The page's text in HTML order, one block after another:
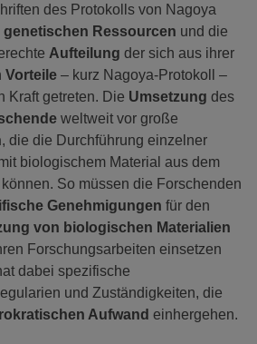
des Protokolls von Nagoya
genetischen Ressourcen und die
Aufteilung der sich aus ihrer
Vorteile – kurz Nagoya-Protokoll –
Kraft getreten. Die Umsetzung des
weltweit vor große
, die die Durchführung einzelner
biologischem Material aus dem
So müssen die Forschenden
Genehmigungen für den
von biologischen Materialien
Forschungsarbeiten einsetzen
dabei spezifische
und Zuständigkeiten, die
Aufwand einhergehen.